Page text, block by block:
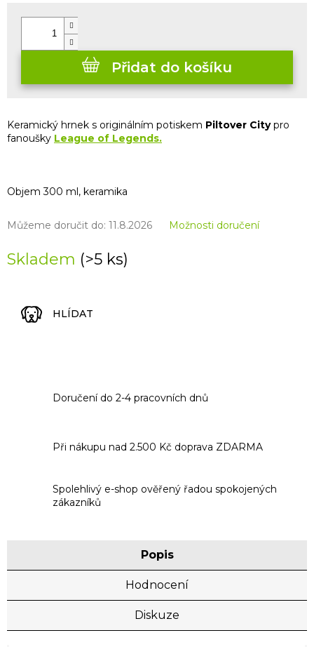
Skladem (>5 ks)
Můžeme doručit do: 11.8.2026 Možnosti doručení
Přidat do košíku
Keramický hrnek s originálním potiskem Piltover Citypro
fanoušky League of Legends.
Objem 300 ml, keramika
HLÍDAT
Doručení do 2-4 pracovních dnů
Při nákupu nad 2.500 Kč doprava ZDARMA
Spolehlivý e-shop ověřený řadou spokojených
zákazníků
Popis
Hodnocení
Diskuze